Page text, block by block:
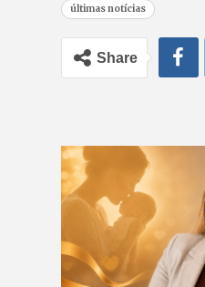
últimas notícias
Share